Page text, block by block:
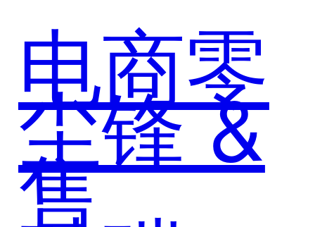
电商零
售
尘锋 &